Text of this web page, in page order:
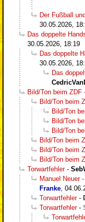
Der Fußball
30.05.2026,
Das doppelte
30.05.2026, 18:19
Das doppelte
30.05.2026,
Das
Bild/Ton beim ZDF
Bild/Ton beim
Bild/Ton
Bild/Ton
Bild/Ton
Bild/Ton beim
Bild/Ton beim
Bild/Ton beim
Torwartfehler-
Manuel Neuer
Franke
Torwartfehler-
Torwartfehler-